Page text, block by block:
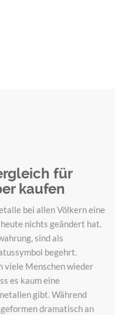
für
kaufen
bei allen Völkern eine
nichts geändert hat.
sind als
begehrt.
viele Menschen wieder
es kaum eine
gibt. Während
dramatisch an